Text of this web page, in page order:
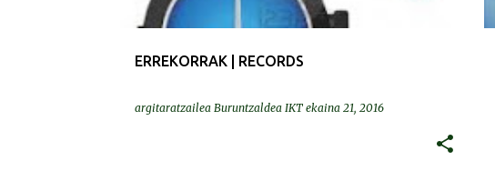
ERREKORRAK | RECORDS
argitaratzailea Buruntzaldea IKT ekaina 21, 2016